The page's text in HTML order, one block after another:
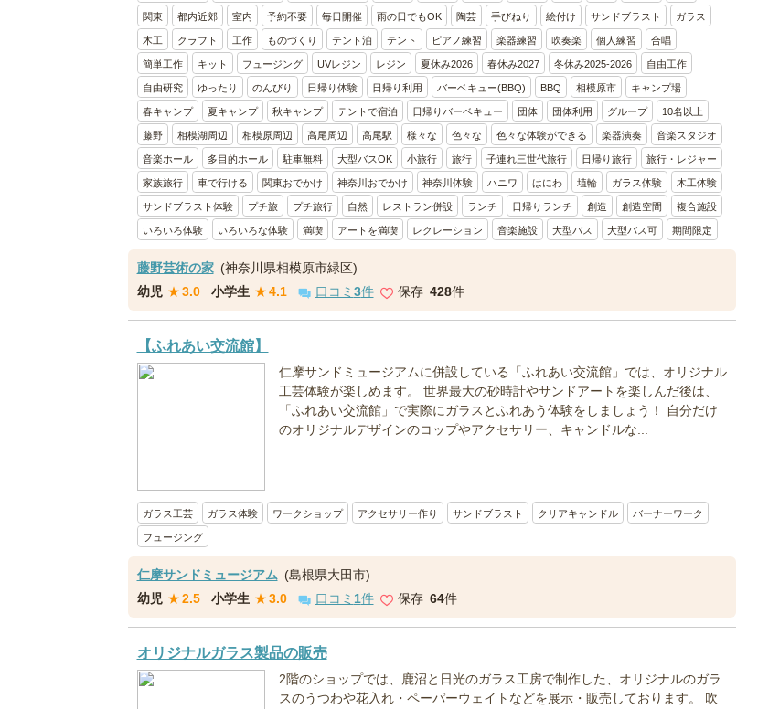
関東 都内近郊 室内 予約不要 毎日開催 雨の日でもOK 陶芸 手びねり 絵付け サンドブラスト ガラス
木工 クラフト 工作 ものづくり テント泊 テント ピアノ練習 楽器練習 吹奏楽 個人練習 合唱
簡単工作 キット フュージング UVレジン レジン 夏休み2026 春休み2027 冬休み2025-2026 自由工作
自由研究 ゆったり のんびり 日帰り体験 日帰り利用 バーベキュー(BBQ) BBQ 相模原市 キャンプ場
春キャンプ 夏キャンプ 秋キャンプ テントで宿泊 日帰りバーベキュー 団体 団体利用 グループ 10名以上
藤野 相模湖周辺 相模原周辺 高尾周辺 高尾駅 様々な 色々な 色々な体験ができる 楽器演奏 音楽スタジオ
音楽ホール 多目的ホール 駐車無料 大型バスOK 小旅行 旅行 子連れ三世代旅行 日帰り旅行 旅行・レジャー
家族旅行 車で行ける 関東おでかけ 神奈川おでかけ 神奈川体験 ハニワ はにわ 埴輪 ガラス体験 木工体験
サンドブラスト体験 プチ旅 プチ旅行 自然 レストラン併設 ランチ 日帰りランチ 創造 創造空間 複合施設
いろいろ体験 いろいろな体験 満喫 アートを満喫 レクレーション 音楽施設 大型バス 大型バス可 期間限定
藤野芸術の家 (神奈川県相模原市緑区)
幼児 ★3.0 小学生 ★4.1 口コミ 3件 保存 428件
【ふれあい交流館】
仁摩サンドミュージアムに併設している「ふれあい交流館」では、オリジナル
工芸体験が楽しめます。 世界最大の砂時計やサンドアートを楽しんだ後は、
「ふれあい交流館」で実際にガラスとふれあう体験をしましょう！ 自分だけ
のオリジナルデザインのコップやアクセサリー、キャンドルな...
ガラス工芸 ガラス体験 ワークショップ アクセサリー作り サンドブラスト クリアキャンドル バーナーワーク
フュージング
仁摩サンドミュージアム (島根県大田市)
幼児 ★2.5 小学生 ★3.0 口コミ 1件 保存 64件
オリジナルガラス製品の販売
2階のショップでは、鹿沼と日光のガラス工房で制作した、オリジナルのガラ
スのうつわや花入れ・ペーパーウェイトなどを展示・販売しております。 吹